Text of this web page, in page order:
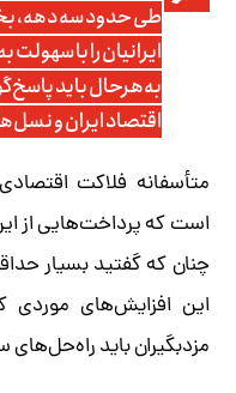
طی حدود سه دهه،
ایرانیان را با سهولت
به‌هرحال باید
اقتصاد ایران و
متأسفانه فلاکت
است که پرداخت‌هایی از
چنان که گفتید بسیار
این افزایش‌های موردی
مزدبگیران باید راه‌حل‌های